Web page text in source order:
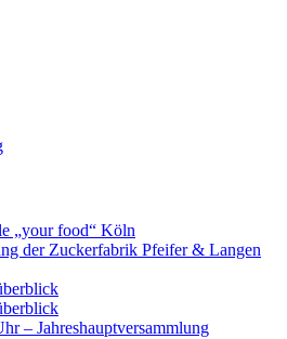
„your food“ Köln
der Zuckerfabrik Pfeifer & Langen
– Jahreshauptversammlung